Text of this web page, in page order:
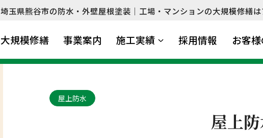
埼玉県熊谷市の防水・外壁屋根塗装｜工場・マンションの大規模修繕は
大規模修繕 事業案内 施工実績 採用情報 お客
屋上防水
屋上